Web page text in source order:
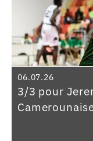
06.07.26
3/3 pour